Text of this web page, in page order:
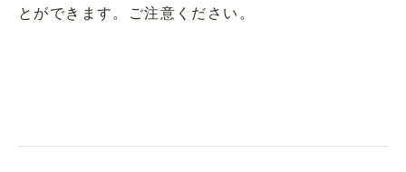
とができます。ご注意ください。